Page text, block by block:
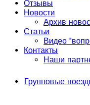
Отзывы
Новости
Архив
Статьи
Видео
Контакты
Наши
Групповые